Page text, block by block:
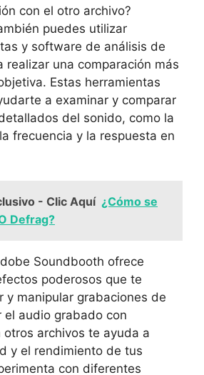
con el otro archivo?
puedes utilizar
y software de ⁢análisis de
realizar una comparación más
Estas⁤ herramientas
a examinar y⁤ comparar
​del⁤ sonido, como la
‍frecuencia‍ y la respuesta‌ en
- Clic Aquí ¿Cómo se
Defrag?
Soundbooth⁤ ofrece
poderosos‍ que te‌
y manipular‍ grabaciones de‍
el audio grabado con​
archivos te ayuda⁤ a
y⁣ el rendimiento de⁢ tus
con diferentes